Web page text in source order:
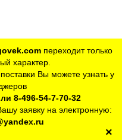
(926) 012-02-80
+7 (925) 902-46-10
переходит только
характер.
Вы можете узнать у
8-496-54-7-70-32
заявку на электронную:
×